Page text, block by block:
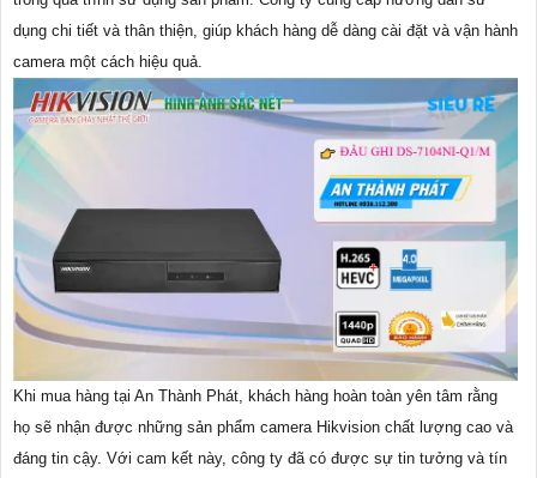
dụng chi tiết và thân thiện, giúp khách hàng dễ dàng cài đặt và vận hành
camera một cách hiệu quả.
Khi mua hàng tại An Thành Phát, khách hàng hoàn toàn yên tâm rằng
họ sẽ nhận được những sản phẩm camera Hikvision chất lượng cao và
đáng tin cậy. Với cam kết này, công ty đã có được sự tin tưởng và tín